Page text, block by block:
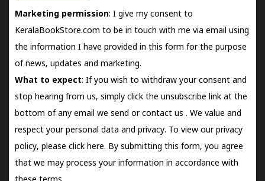
Marketing permission: I give my consent to
KeralaBookStore.com to be in touch with me via email using
the information I have provided in this form for the purpose
of news, updates and marketing.
What to expect: If you wish to withdraw your consent and
stop hearing from us, simply click the unsubscribe link at the
bottom of any email we send orcontact us . We value and
respect your personal data and privacy. To view our privacy
policy, please click here. By submitting this form, you agree
that we may process your information in accordance with